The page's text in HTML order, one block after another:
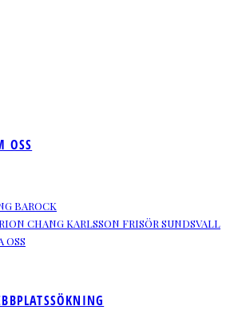
OSS
BAROCK
CHANG KARLSSON FRISÖR SUNDSVALL
OSS